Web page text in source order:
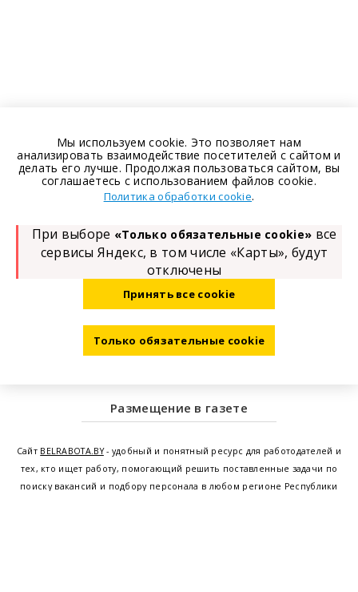
Размещение в газете
Сайт BELRABOTA.BY- удобный и понятный ресурс для работодателей и
тех, кто ищет работу, помогающий решить поставленные задачи по
поиску вакансий и подбору персонала в любом регионе Республики
Мы используем cookie. Это позволяет нам
анализировать взаимодействие посетителей с сайтом и
делать его лучше. Продолжая пользоваться сайтом, вы
соглашаетесь с использованием файлов cookie.
Политика обработки cookie.
При выборе «Только обязательные cookie» все
сервисы Яндекс, в том числе «Карты», будут
отключены
Принять все cookie
Только обязательные cookie